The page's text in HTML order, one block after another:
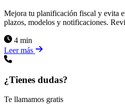
Mejora tu planificación fiscal y evita
plazos, modelos y notificaciones.
4 min
Leer más
¿Tienes dudas?
Te llamamos gratis